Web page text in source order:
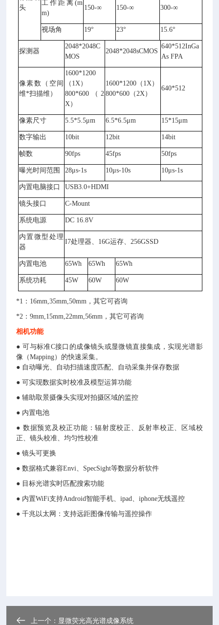
头
工作距离(m
m)
150-∞ 150-∞ 300-∞
视场角 19° 23° 15.6°
探测器
2048*2048C
MOS
2048*2048sCMOS
640*512InGa
As FPA
像素数（空间
维*扫描维）
1600*1200
（1X）
800*600（2
X）
1600*1200（1X）
800*600（2X）
640*512
像素尺寸 5.5*5.5μm 6.5*6.5μm 15*15μm
数字输出 10bit 12bit 14bit
帧数 90fps 45fps 50fps
曝光时间范围 28μs-1s 10μs-10s 10μs-1s
内置电脑接口 USB3.0+HDMI
镜头接口 C-Mount
系统电源 DC 16.8V
内置微型处理
器
I7处理器、16G运存、256GSSD
内置电池 65Wh 65Wh 65Wh
系统功耗 45W 60W 60W
*1：16mm,35mm,50mm，其它可咨询
*2：9mm,15mm,22mm,56mm，其它可咨询
相机功能
● 可与标准C接口的成像镜头或显微镜直接集成，实现光谱影
像（Mapping）的快速采集。
● 自动曝光、自动扫描速度匹配、自动采集并保存数据
● 可实现数据实时校准及模型运算功能
● 辅助取景摄像头实现对拍摄区域的监控
● 内置电池
● 数据预览及校正功能：辐射度校正、反射率校正、区域校
正、镜头校准、均匀性校准
● 镜头可更换
● 数据格式兼容Envi、SpecSight等数据分析软件
● 目标光谱实时匹配搜索功能
● 内置WiFi支持Android智能手机、ipad、iphone无线遥控
● 千兆以太网：支持远距图像传输与遥控操作
上一个： 显微荧光高光谱成像系统